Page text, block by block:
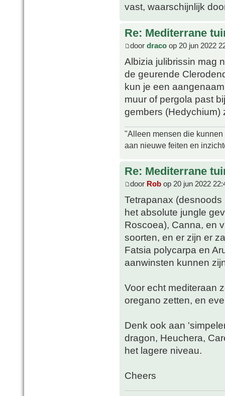
vast, waarschijnlijk
Re: Mediterrane
door draco op 20 jun 2022
Albizia julibrissin mag
de geurende
kun je een
muur of pergola past
gembers (Hedychium)
"Alleen mensen die
aan nieuwe feiten en
Re: Mediterrane
door Rob op 20 jun 2022
Tetrapanax
het absolute jungle
Roscoea), Canna, en
soorten, en er zijn er
Fatsia polycarpa en
aanwinsten kunnen
Voor echt mediteraan
oregano zetten, en
Denk ook aan
dragon, Heuchera,
het lagere niveau.
Cheers